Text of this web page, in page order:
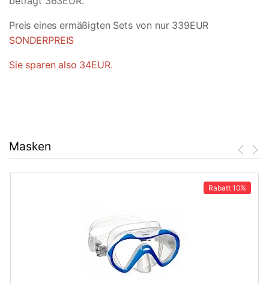
Preis eines ermäßigten Sets von nur 339EUR
SONDERPREIS
Sie sparen also 34EUR.
Masken
Rabatt 10%